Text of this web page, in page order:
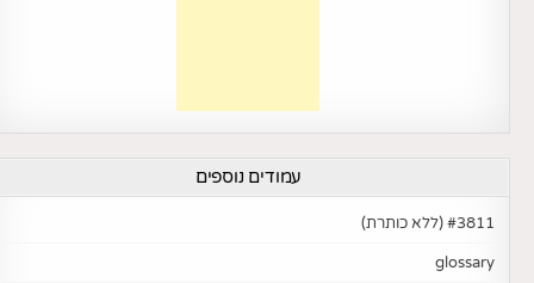
עמודים נוספים
#3811 (ללא כותרת)
glossary